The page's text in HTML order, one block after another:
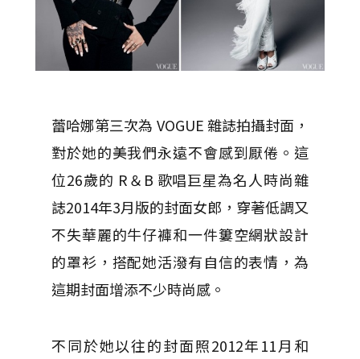
蕾哈娜第三次為 VOGUE 雜誌拍攝封面，
對於她的美我們永遠不會感到厭倦。這
位26歲的 R＆B 歌唱巨星為名人時尚雜
誌2014年3月版的封面女郎，穿著低調又
不失華麗的牛仔褲和一件簍空網狀設計
的罩衫，搭配她活潑有自信的表情，為
這期封面增添不少時尚感。
不同於她以往的封面照2012年11月和